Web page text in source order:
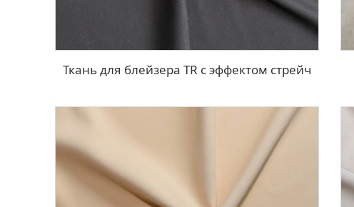
Ткань для блейзера TR с эффектом стрейч